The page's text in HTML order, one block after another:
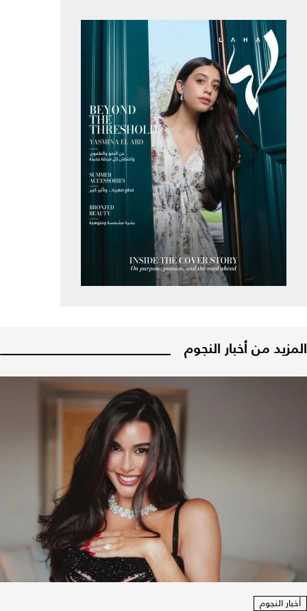
المزيد من أخبار النجوم
أخبار النجوم